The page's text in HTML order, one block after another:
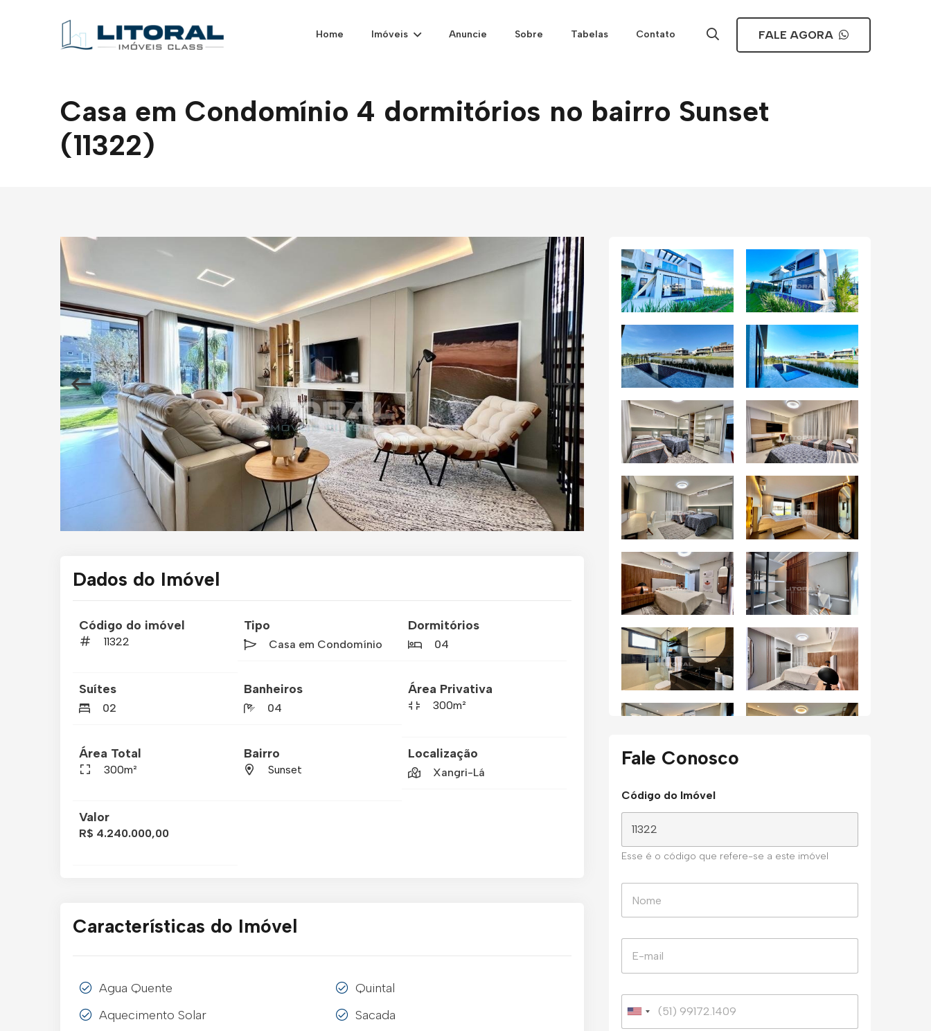
Home Imóveis Anuncie Sobre Tabelas Contato FALE AGORA
Casa em Condomínio 4 dormitórios no bairro Sunset
(11322)
Dados do Imóvel
Código do imóvel
11322
Tipo
Casa em Condomínio
Dormitórios
04
Suítes
02
Banheiros
04
Área Privativa
300m²
Área Total
300m²
Bairro
Sunset
Localização
Xangri-Lá
Valor
R$ 4.240.000,00
Características do Imóvel
Agua Quente
Aquecimento Solar
Quintal
Sacada
Fale Conosco
Código do Imóvel
Esse é o código que refere-se a este imóvel